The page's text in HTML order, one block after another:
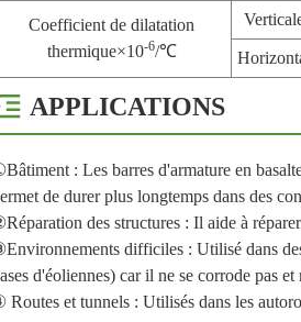
Coefficient de dilatation
thermique×10-6/℃
APPLICATIONS
: Les barres d'armature en
de durer plus longtemps dans des
des structures : Il aide à
difficiles : Utilisé dans
d'éoliennes) car il ne se corrode pas
Routes et tunnels : Utilisés dans les